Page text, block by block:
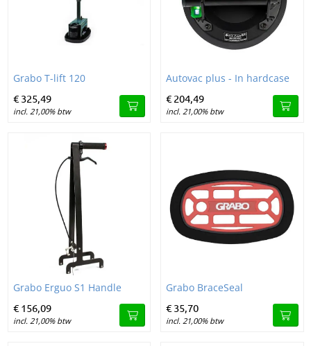
Image Grabo T-lift 120
Grabo T-lift 120
€ 325,49
incl. 21,00% btw
Image Autovac plus - In
Autovac plus - In hardcase
€ 204,49
incl. 21,00% btw
Image Grabo Erguo S1 Handle
Grabo Erguo S1 Handle
€ 156,09
incl. 21,00% btw
Image Grabo BraceSeal
Grabo BraceSeal
€ 35,70
incl. 21,00% btw